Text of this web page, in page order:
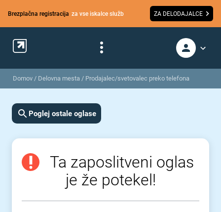
Brezplačna registracija za vse iskalce služb ZA DELODAJALCE
Domov / Delovna mesta / Prodajalec/svetovalec preko telefona
Poglej ostale oglase
Ta zaposlitveni oglas
je že potekel!